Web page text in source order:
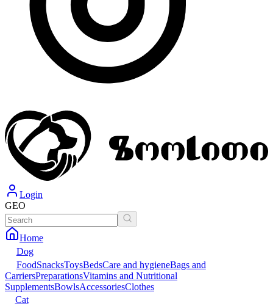
Login
GEO
Home
Dog
FoodSnacksToysBedsCare and hygieneBags and
CarriersPreparationsVitamins and Nutritional
SupplementsBowlsAccessoriesClothes
Cat